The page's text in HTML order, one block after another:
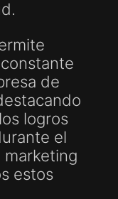
de
logros
el
marketing
estos